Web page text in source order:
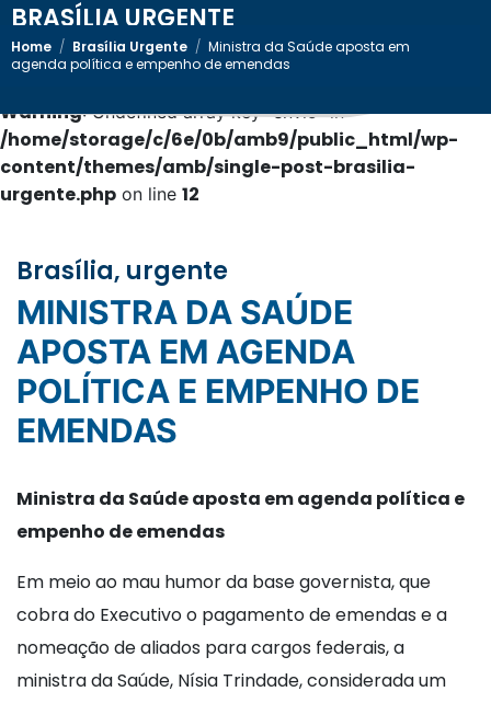
BRASÍLIA URGENTE
Home / Brasília Urgente / Ministra da Saúde aposta em
agenda política e empenho de emendas
Warning: Undefined array key "envio" in
/home/storage/c/6e/0b/amb9/public_html/wp-
content/themes/amb/single-post-brasilia-
urgente.php on line 12
Brasília, urgente
MINISTRA DA SAÚDE
APOSTA EM AGENDA
POLÍTICA E EMPENHO DE
EMENDAS
Ministra da Saúde aposta em agenda política e
empenho de emendas
Em meio ao mau humor da base governista, que
cobra do Executivo o pagamento de emendas e a
nomeação de aliados para cargos federais, a
ministra da Saúde, Nísia Trindade, considerada um